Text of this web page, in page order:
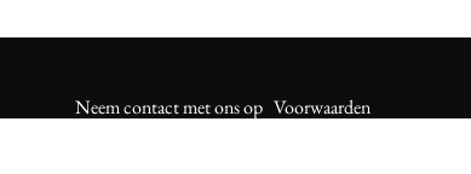
Neem contact met ons op Voorwaarden